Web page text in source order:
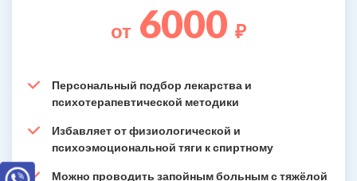
от 6000 ₽
Персональный подбор лекарства и
психотерапевтической методики
Избавляет от физиологической и
психоэмоциональной тяги к спиртному
Можно проводить запойным больным с тяжёлой